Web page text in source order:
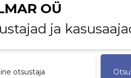
OÜ
ja
otsustaja